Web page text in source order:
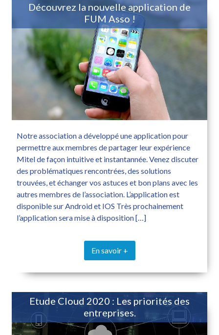
Découvrez la nouvelle application de
FUM Asso !
Notre association a développé une application pour
permettre aux membres de partager leur expérience
Mitel de façon intuitive et instantannée. Venez discuter
des problématiques rencontrées, des solutions
trouvées, et échanger vos astuces et bon plans avec les
autres membres de l’association. L’application est
disponible sur Android et IOS Très prochainement
l’application sera mise à disposition […]
En savoir +
Etude Cloud 2020 : Les priorités des
entreprises.